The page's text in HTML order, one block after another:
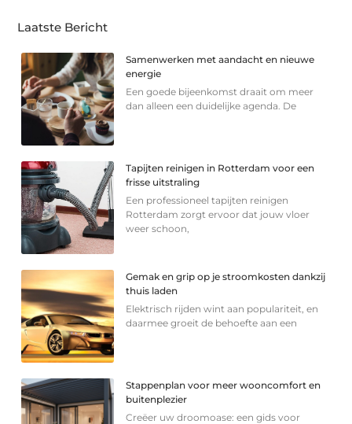
Laatste Bericht
Samenwerken met aandacht en nieuwe
energie
Een goede bijeenkomst draait om meer
dan alleen een duidelijke agenda. De
Tapijten reinigen in Rotterdam voor een
frisse uitstraling
Een professioneel tapijten reinigen
Rotterdam zorgt ervoor dat jouw vloer
weer schoon,
Gemak en grip op je stroomkosten dankzij
thuis laden
Elektrisch rijden wint aan populariteit, en
daarmee groeit de behoefte aan een
Stappenplan voor meer wooncomfort en
buitenplezier
Creëer uw droomoase: een gids voor